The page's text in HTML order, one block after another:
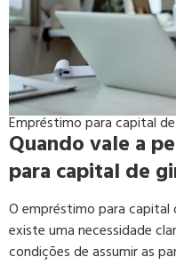
Empréstimo para capital
Quando vale a
para capital de
O empréstimo para capital
existe uma necessidade
condições de assumir as